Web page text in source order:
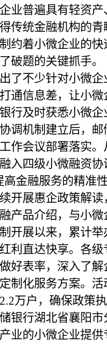
业普遍具有轻资
传统金融机构的
约着小微企业的
破题的关键抓手。
不少针对小微企
通信息差，让小
行及时获悉小微企
机制建立后，邮
作会议部署落实
入四级小微融资
金融服务的精准性
展惠企政策解读
产品介绍，与小微
开展以来，累计
利直达快享。各级
好表率，深入了
制化服务方案。
万户，确保政策执
行湖北省襄阳市
业的小微企业提